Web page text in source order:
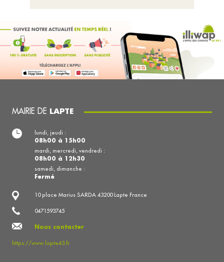
MAIRIE DE LAPTE
10 place Marius SARDA 43200 Lapte France
0471593745
Nous contacter
https://www.lapte43.fr
lundi, jeudi :
08h00 à 15h00
mardi, mercredi, vendredi :
08h00 à 12h30
samedi, dimanche :
Fermé